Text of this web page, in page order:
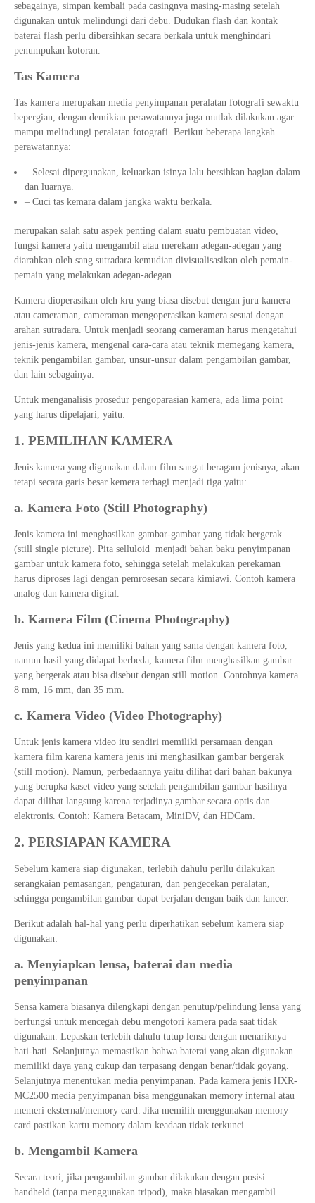
sebagainya, simpan kembali pada casingnya masing-masing setelah
digunakan untuk melindungi dari debu. Dudukan flash dan kontak
baterai flash perlu dibersihkan secara berkala untuk menghindari
penumpukan kotoran.
Tas Kamera
Tas kamera merupakan media penyimpanan peralatan fotografi sewaktu
bepergian, dengan demikian perawatannya juga mutlak dilakukan agar
mampu melindungi peralatan fotografi. Berikut beberapa langkah
perawatannya:
– Selesai dipergunakan, keluarkan isinya lalu bersihkan bagian dalam
dan luarnya.
– Cuci tas kemara dalam jangka waktu berkala.
merupakan salah satu aspek penting dalam suatu pembuatan video,
fungsi kamera yaitu mengambil atau merekam adegan-adegan yang
diarahkan oleh sang sutradara kemudian divisualisasikan oleh pemain-
pemain yang melakukan adegan-adegan.
Kamera dioperasikan oleh kru yang biasa disebut dengan juru kamera
atau cameraman, cameraman mengoperasikan kamera sesuai dengan
arahan sutradara. Untuk menjadi seorang cameraman harus mengetahui
jenis-jenis kamera, mengenal cara-cara atau teknik memegang kamera,
teknik pengambilan gambar, unsur-unsur dalam pengambilan gambar,
dan lain sebagainya.
Untuk menganalisis prosedur pengoparasian kamera, ada lima point
yang harus dipelajari, yaitu:
1. PEMILIHAN KAMERA
Jenis kamera yang digunakan dalam film sangat beragam jenisnya, akan
tetapi secara garis besar kemera terbagi menjadi tiga yaitu:
a. Kamera Foto (Still Photography)
Jenis kamera ini menghasilkan gambar-gambar yang tidak bergerak
(still single picture). Pita selluloid menjadi bahan baku penyimpanan
gambar untuk kamera foto, sehingga setelah melakukan perekaman
harus diproses lagi dengan pemrosesan secara kimiawi. Contoh kamera
analog dan kamera digital.
b. Kamera Film (Cinema Photography)
Jenis yang kedua ini memiliki bahan yang sama dengan kamera foto,
namun hasil yang didapat berbeda, kamera film menghasilkan gambar
yang bergerak atau bisa disebut dengan still motion. Contohnya kamera
8 mm, 16 mm, dan 35 mm.
c. Kamera Video (Video Photography)
Untuk jenis kamera video itu sendiri memiliki persamaan dengan
kamera film karena kamera jenis ini menghasilkan gambar bergerak
(still motion). Namun, perbedaannya yaitu dilihat dari bahan bakunya
yang berupka kaset video yang setelah pengambilan gambar hasilnya
dapat dilihat langsung karena terjadinya gambar secara optis dan
elektronis. Contoh: Kamera Betacam, MiniDV, dan HDCam.
2. PERSIAPAN KAMERA
Sebelum kamera siap digunakan, terlebih dahulu perllu dilakukan
serangkaian pemasangan, pengaturan, dan pengecekan peralatan,
sehingga pengambilan gambar dapat berjalan dengan baik dan lancer.
Berikut adalah hal-hal yang perlu diperhatikan sebelum kamera siap
digunakan:
a. Menyiapkan lensa, baterai dan media
penyimpanan
Sensa kamera biasanya dilengkapi dengan penutup/pelindung lensa yang
berfungsi untuk mencegah debu mengotori kamera pada saat tidak
digunakan. Lepaskan terlebih dahulu tutup lensa dengan menariknya
hati-hati. Selanjutnya memastikan bahwa baterai yang akan digunakan
memiliki daya yang cukup dan terpasang dengan benar/tidak goyang.
Selanjutnya menentukan media penyimpanan. Pada kamera jenis HXR-
MC2500 media penyimpanan bisa menggunakan memory internal atau
memeri eksternal/memory card. Jika memilih menggunakan memory
card pastikan kartu memory dalam keadaan tidak terkunci.
b. Mengambil Kamera
Secara teori, jika pengambilan gambar dilakukan dengan posisi
handheld (tanpa menggunakan tripod), maka biasakan mengambil